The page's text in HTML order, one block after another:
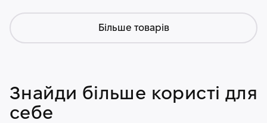
Більше товарів
Знайди більше користі для
себе